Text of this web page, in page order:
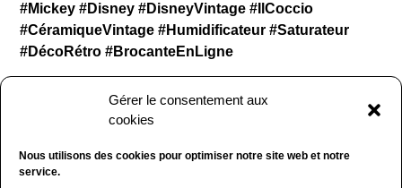
Gérer le consentement aux
cookies
Nous utilisons des cookies pour optimiser notre site web et notre
service.
​#Mickey #Disney #DisneyVintage #IlCoccio
#CéramiqueVintage #Humidificateur #Saturateur
#DécoRétro #BrocanteEnLigne